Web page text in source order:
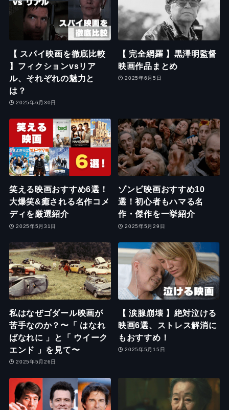
【 スパイ映画を徹底比較
】フィクションvsリア
ル、それぞれの魅力と
は？
2025年6月30日
【 完全網羅 】黒澤明監督
映画作品まとめ
2025年6月5日
笑える映画おすすめ6選！
大爆笑&癒される名作コメ
ディを厳選紹介
2025年5月31日
ゾンビ映画おすすめ10
選！初心者もハマる名
作・傑作を一挙紹介
2025年5月29日
私はなぜゴダール映画が
苦手なのか？〜「 はなれ
ばなれに 」と「 ウイーク
エンド 」を見て〜
2025年5月26日
【 涙腺崩壊 】絶対泣ける
映画6選、ストレス解消に
もおすすめ！
2025年5月15日